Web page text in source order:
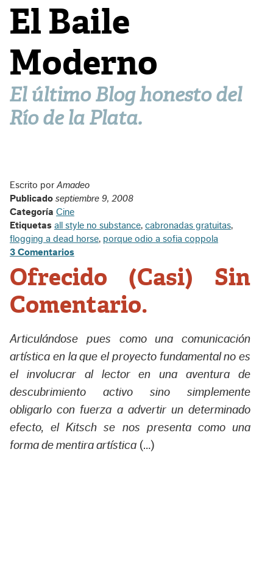
El Baile
Moderno
El último Blog honesto del
Río de la Plata.
Escrito porAmadeo
Publicado septiembre 9, 2008
Categoría Cine
Etiquetas all style no substance, cabronadas gratuitas,
flogging a dead horse, porque odio a sofia coppola
3 Comentarios
Ofrecido (Casi) Sin
Comentario.
Articulándose pues como una comunicación
artística en la que el proyecto fundamental no es
el involucrar al lector en una aventura de
descubrimiento activo sino simplemente
obligarlo con fuerza a advertir un determinado
efecto, el Kitsch se nos presenta como una
forma de mentira artística (…)